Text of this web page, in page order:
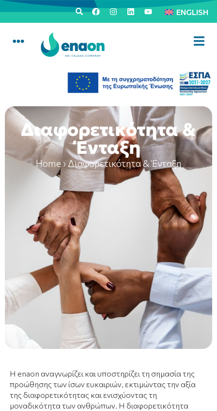
ENGLISH
Διαφορετικότητα &
Ένταξη
Home›Διαφορετικότητα & Ένταξη
Η enaon αναγνωρίζει και υποστηρίζει τη σημασία της
προώθησης των ίσων ευκαιριών, εκτιμώντας την αξία
της διαφορετικότητας και ενισχύοντας τη
μοναδικότητα των ανθρώπων. Η διαφορετικότητα